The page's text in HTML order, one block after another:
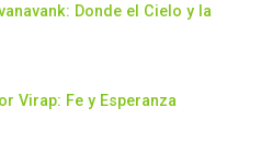
Donde el Cielo y la
Virap: Fe y Esperanza